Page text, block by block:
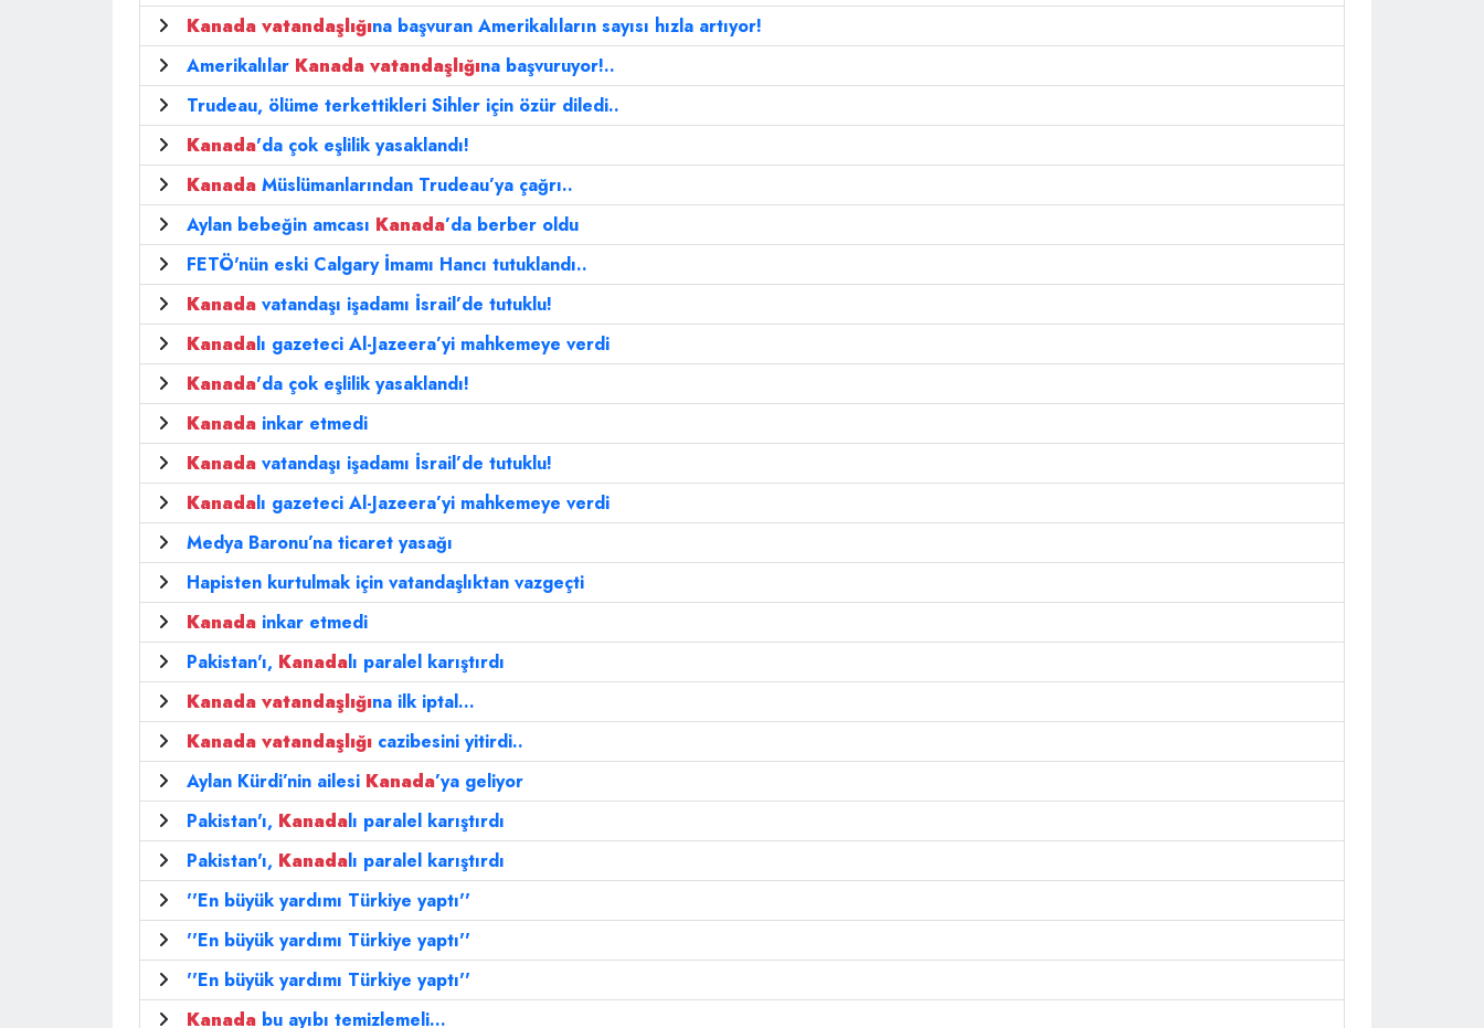
Kanada vatandaşlığına başvuran Amerikalıların sayısı hızla artıyor!
Amerikalılar Kanada vatandaşlığına başvuruyor!..
Trudeau, ölüme terkettikleri Sihler için özür diledi..
Kanada'da çok eşlilik yasaklandı!
Kanada Müslümanlarından Trudeau’ya çağrı..
Aylan bebeğin amcası Kanada’da berber oldu
FETÖ'nün eski Calgary İmamı Hancı tutuklandı..
Kanada vatandaşı işadamı İsrail’de tutuklu!
Kanadalı gazeteci Al-Jazeera’yi mahkemeye verdi
Kanada'da çok eşlilik yasaklandı!
Kanada inkar etmedi
Kanada vatandaşı işadamı İsrail’de tutuklu!
Kanadalı gazeteci Al-Jazeera’yi mahkemeye verdi
Medya Baronu’na ticaret yasağı
Hapisten kurtulmak için vatandaşlıktan vazgeçti
Kanada inkar etmedi
Pakistan'ı, Kanadalı paralel karıştırdı
Kanada vatandaşlığına ilk iptal...
Kanada vatandaşlığı cazibesini yitirdi..
Aylan Kürdi’nin ailesi Kanada’ya geliyor
Pakistan'ı, Kanadalı paralel karıştırdı
Pakistan'ı, Kanadalı paralel karıştırdı
''En büyük yardımı Türkiye yaptı''
''En büyük yardımı Türkiye yaptı''
''En büyük yardımı Türkiye yaptı''
Kanada bu ayıbı temizlemeli...